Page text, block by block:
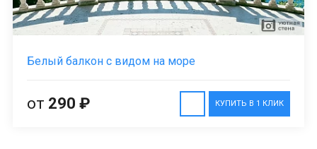
Белый балкон с видом на море
КУПИТЬ В 1 КЛИК
от 290 ₽